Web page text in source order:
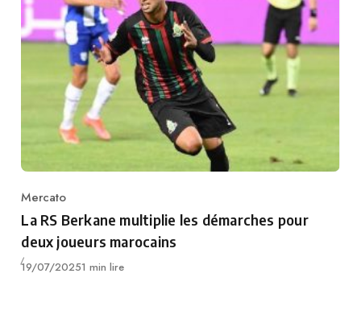
Category
Mercato
La RS Berkane multiplie les démarches pour
deux joueurs marocains
Publié
19/07/20251 min lire